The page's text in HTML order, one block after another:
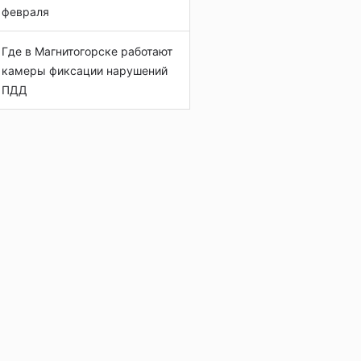
февраля
Где в Магнитогорске работают
камеры фиксации нарушений
ПДД